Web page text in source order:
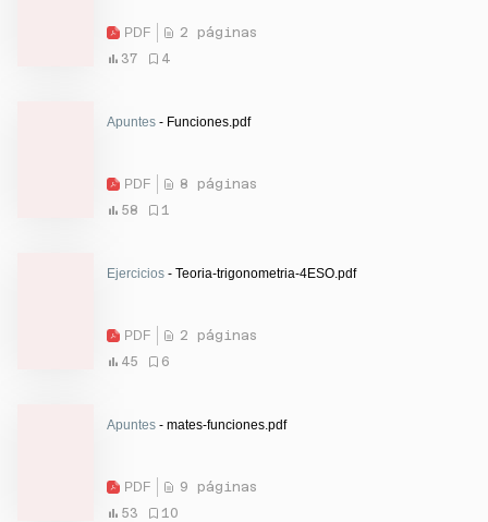
PDF
2 páginas
37
4
Apuntes - Funciones.pdf
PDF
8 páginas
58
1
Ejercicios - Teoria-trigonometria-4ESO.pdf
PDF
2 páginas
45
6
Apuntes - mates-funciones.pdf
PDF
9 páginas
53
10